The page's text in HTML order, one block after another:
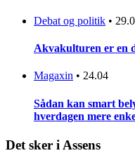
Debat og politik •
Akvakulturen er en
Magaxin • 24.04
Sådan kan smart
hverdagen mere
Det sker i Assens